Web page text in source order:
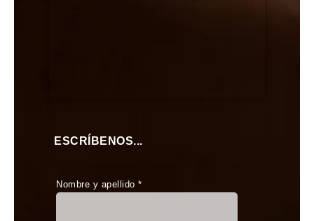
ESCRÍBENOS...
Nombre y apellido *